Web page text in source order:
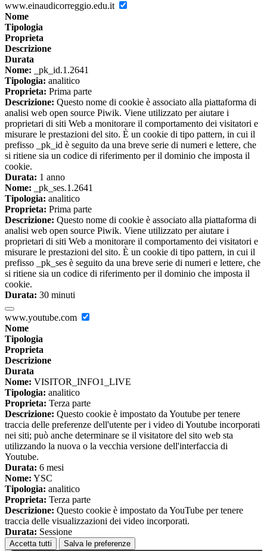
www.einaudicorreggio.edu.it
Nome
Tipologia
Proprieta
Descrizione
Durata
Nome: _pk_id.1.2641
Tipologia: analitico
Proprieta: Prima parte
Descrizione: Questo nome di cookie è associato alla piattaforma di
analisi web open source Piwik. Viene utilizzato per aiutare i
proprietari di siti Web a monitorare il comportamento dei visitatori e
misurare le prestazioni del sito. È un cookie di tipo pattern, in cui il
prefisso _pk_id è seguito da una breve serie di numeri e lettere, che
si ritiene sia un codice di riferimento per il dominio che imposta il
cookie.
Durata: 1 anno
Nome: _pk_ses.1.2641
Tipologia: analitico
Proprieta: Prima parte
Descrizione: Questo nome di cookie è associato alla piattaforma di
analisi web open source Piwik. Viene utilizzato per aiutare i
proprietari di siti Web a monitorare il comportamento dei visitatori e
misurare le prestazioni del sito. È un cookie di tipo pattern, in cui il
prefisso _pk_ses è seguito da una breve serie di numeri e lettere, che
si ritiene sia un codice di riferimento per il dominio che imposta il
cookie.
Durata: 30 minuti
www.youtube.com
Nome
Tipologia
Proprieta
Descrizione
Durata
Nome: VISITOR_INFO1_LIVE
Tipologia: analitico
Proprieta: Terza parte
Descrizione: Questo cookie è impostato da Youtube per tenere
traccia delle preferenze dell'utente per i video di Youtube incorporati
nei siti; può anche determinare se il visitatore del sito web sta
utilizzando la nuova o la vecchia versione dell'interfaccia di
Youtube.
Durata: 6 mesi
Nome: YSC
Tipologia: analitico
Proprieta: Terza parte
Descrizione: Questo cookie è impostato da YouTube per tenere
traccia delle visualizzazioni dei video incorporati.
Durata: Sessione
Accetta tutti Salva le preferenze